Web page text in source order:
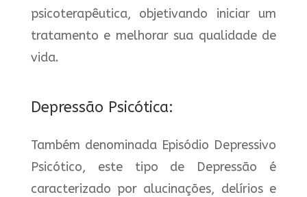
psicoterapêutica, objetivando iniciar um
tratamento e melhorar sua qualidade de
vida.
Depressão Psicótica:
Também denominada Episódio Depressivo
Psicótico, este tipo de Depressão é
caracterizado por alucinações, delírios e